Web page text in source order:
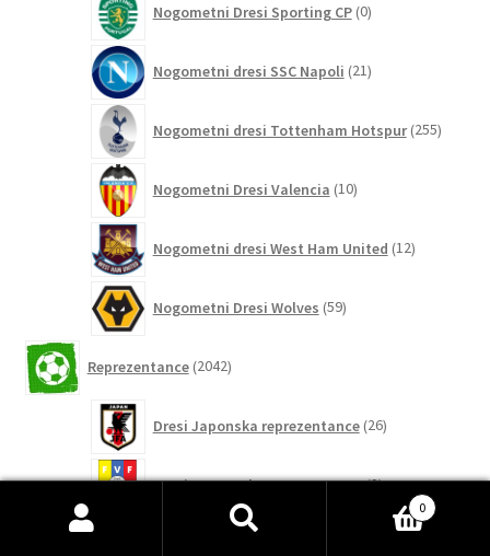
Nogometni Dresi Sporting CP 0izdelkov
Nogometni dresi SSC Napoli 21izdelkov
Nogometni dresi Tottenham Hotspur 255
Nogometni Dresi Valencia 10izdelkov
Nogometni dresi West Ham United 12izdelkov
Nogometni Dresi Wolves 59izdelkov
Reprezentance 2042izdelkov
Dresi Japonska reprezentance 26izdelkov
Dresi Venezuela reprezentance 3 izdelki
0